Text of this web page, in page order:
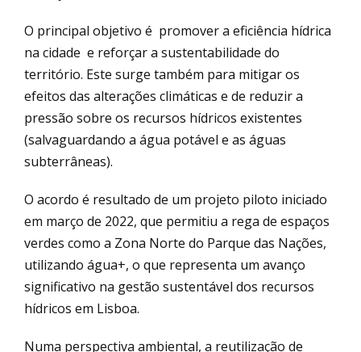
O principal objetivo é promover a eficiência hídrica
na cidade e reforçar a sustentabilidade do
território. Este surge também para mitigar os
efeitos das alterações climáticas e de reduzir a
pressão sobre os recursos hídricos existentes
(salvaguardando a água potável e as águas
subterrâneas).
O acordo é resultado de um projeto piloto iniciado
em março de 2022, que permitiu a rega de espaços
verdes como a Zona Norte do Parque das Nações,
utilizando água+, o que representa um avanço
significativo na gestão sustentável dos recursos
hídricos em Lisboa.
Numa perspectiva ambiental, a reutilização de